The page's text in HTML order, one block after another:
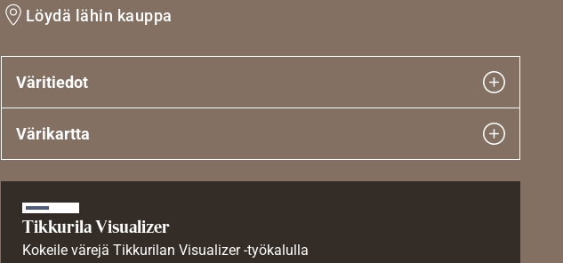
Löydä lähin kauppa
Väritiedot
Värikartta
Tikkurila Visualizer
Kokeile värejä Tikkurilan Visualizer -työkalulla